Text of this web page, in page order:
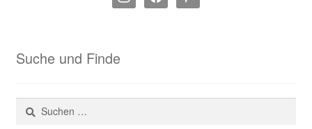
Suche und Finde
Suchen
nach: